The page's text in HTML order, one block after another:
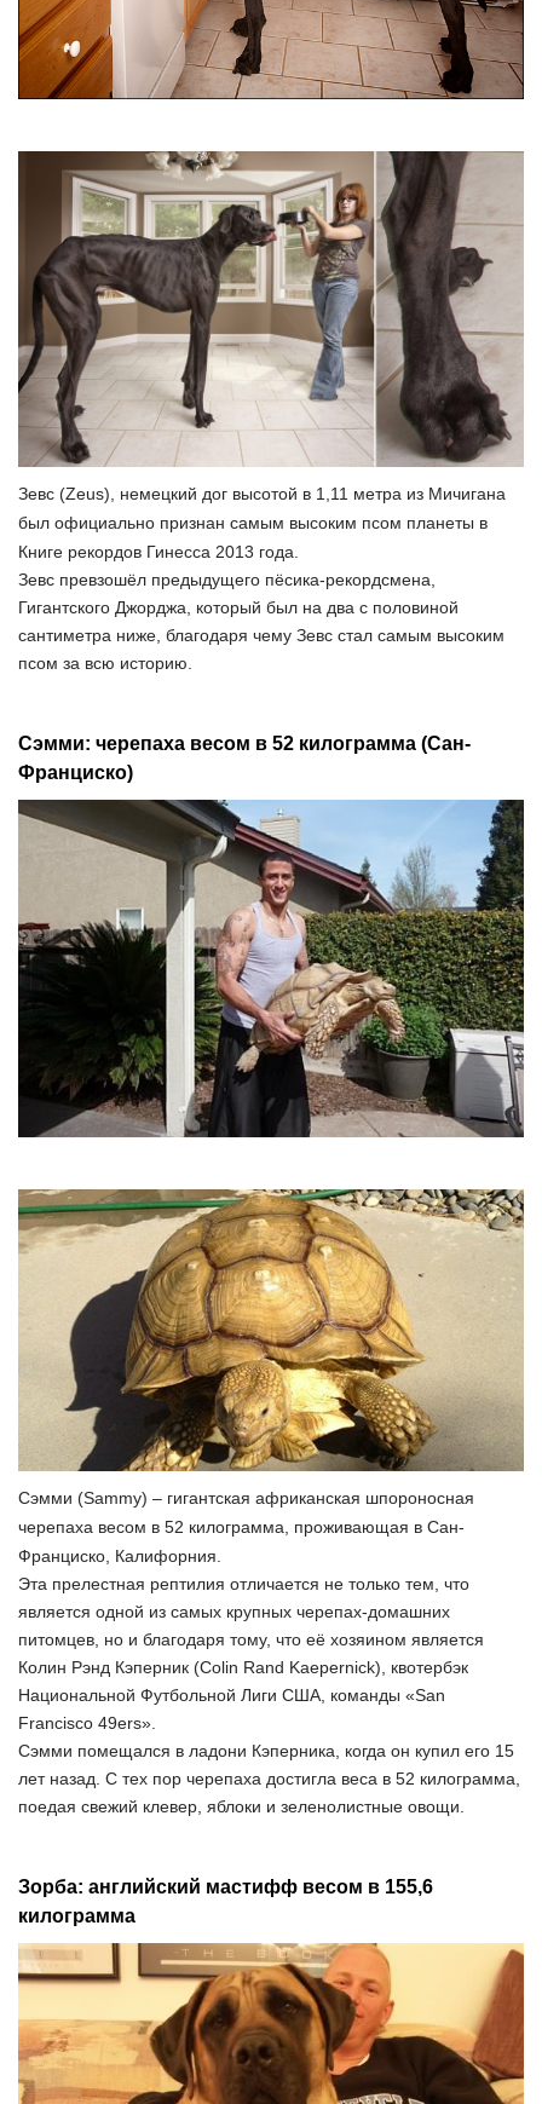
Зевс (Zeus), немецкий дог высотой в 1,11 метра из Мичигана
был официально признан самым высоким псом планеты в
Книге рекордов Гинесса 2013 года.
Зевс превзошёл предыдущего пёсика-рекордсмена,
Гигантского Джорджа, который был на два с половиной
сантиметра ниже, благодаря чему Зевс стал самым высоким
псом за всю историю.
Сэмми: черепаха весом в 52 килограмма (Сан-
Франциско)
Сэмми (Sammy) – гигантская африканская шпороносная
черепаха весом в 52 килограмма, проживающая в Сан-
Франциско, Калифорния.
Эта прелестная рептилия отличается не только тем, что
является одной из самых крупных черепах-домашних
питомцев, но и благодаря тому, что её хозяином является
Колин Рэнд Кэперник (Colin Rand Kaepernick), квотербэк
Национальной Футбольной Лиги США, команды «San
Francisco 49ers».
Сэмми помещался в ладони Кэперника, когда он купил его 15
лет назад. С тех пор черепаха достигла веса в 52 килограмма,
поедая свежий клевер, яблоки и зеленолистные овощи.
Зорба: английский мастифф весом в 155,6
килограмма